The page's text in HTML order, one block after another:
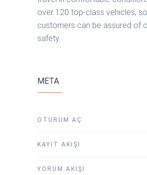
over 120 top-class vehicles,
customers can be assured of
safety.
META
OTURUM AÇ
KAYIT AKIŞI
YORUM AKIŞI